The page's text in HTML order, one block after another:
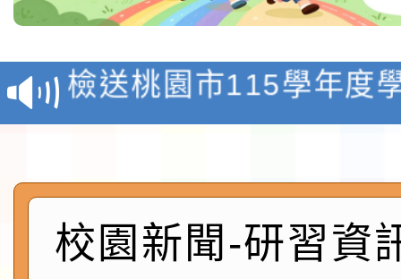
淨零綠領人才培育課程
檢送桃園市115學年度
及師生本土語及新住民
115年食農教育專業人
程
函轉國家通訊傳播委員
鎮韌性（防空）演習－
「115年金融知識線上
校園新聞-研習資